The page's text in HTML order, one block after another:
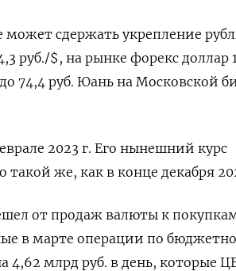
сдержать укрепление
руб./$, на рынке форекс доллар
74,4 руб. Юань на Московской
2023 г. Его нынешний курс
же, как в конце декабря
от продаж валюты к
в марте операции по
4,62 млрд руб. в день, которые